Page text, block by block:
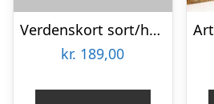
Verdenskort sort/hvid af Illux
kr. 189,00